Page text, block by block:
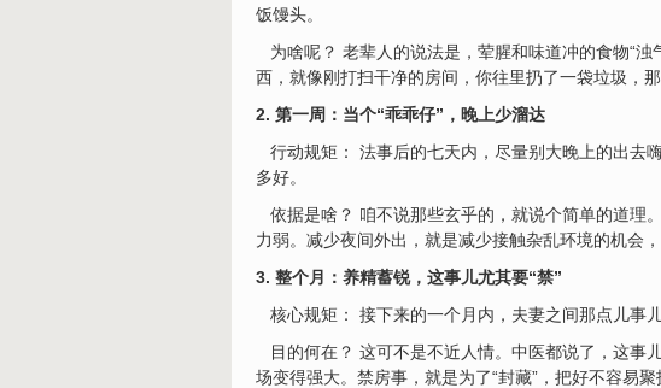
饭馒头。
为啥呢？ 老辈人的说法是，荤腥和味道冲的食物“
西，就像刚打扫干净的房间，你往里扔了一袋垃圾，
2. 第一周：当个“乖乖仔”，晚上少溜达
行动规矩： 法事后的七天内，尽量别大晚上的出去
多好。
依据是啥？ 咱不说那些玄乎的，就说个简单的道理
力弱。减少夜间外出，就是减少接触杂乱环境的机会
3. 整个月：养精蓄锐，这事儿尤其要“禁”
核心规矩： 接下来的一个月内，夫妻之间那点儿事儿
目的何在？ 这可不是不近人情。中医都说了，这事
场变得强大。禁房事，就是为了“封藏”，把好不容易